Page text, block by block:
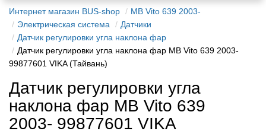
Интернет магазин BUS-shop
MB Vito 639 2003-
Электрическая система
Датчики
Датчик регулировки угла наклона фар
Датчик регулировки угла наклона фар MB Vito 639 2003-
99877601 VIKA (Тайвань)
Датчик регулировки угла
наклона фар MB Vito 639
2003- 99877601 VIKA